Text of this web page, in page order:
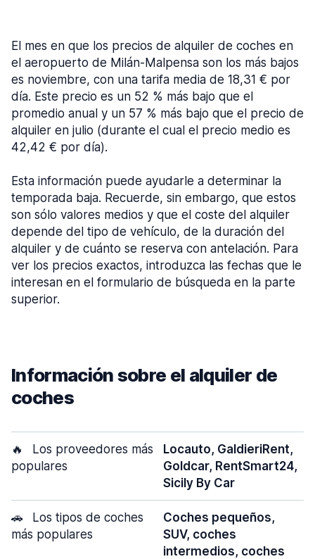
El mes en que los precios de alquiler de coches en
el aeropuerto de Milán-Malpensa son los más bajos
es noviembre, con una tarifa media de 18,31 € por
día. Este precio es un 52 % más bajo que el
promedio anual y un 57 % más bajo que el precio de
alquiler en julio (durante el cual el precio medio es
42,42 € por día).
Esta información puede ayudarle a determinar la
temporada baja. Recuerde, sin embargo, que estos
son sólo valores medios y que el coste del alquiler
depende del tipo de vehículo, de la duración del
alquiler y de cuánto se reserva con antelación. Para
ver los precios exactos, introduzca las fechas que le
interesan en el formulario de búsqueda en la parte
superior.
Información sobre el alquiler de
coches
🔥
Los proveedores más
populares
Locauto, GaldieriRent,
Goldcar, RentSmart24,
Sicily By Car
🚗
Los tipos de coches
más populares
Coches pequeños,
SUV, coches
intermedios, coches